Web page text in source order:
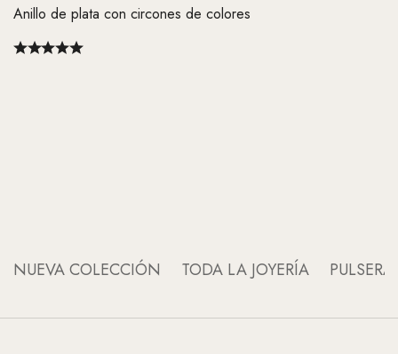
Anillo de plata con circones de colores
NUEVA COLECCIÓN TODA LA JOYERÍA